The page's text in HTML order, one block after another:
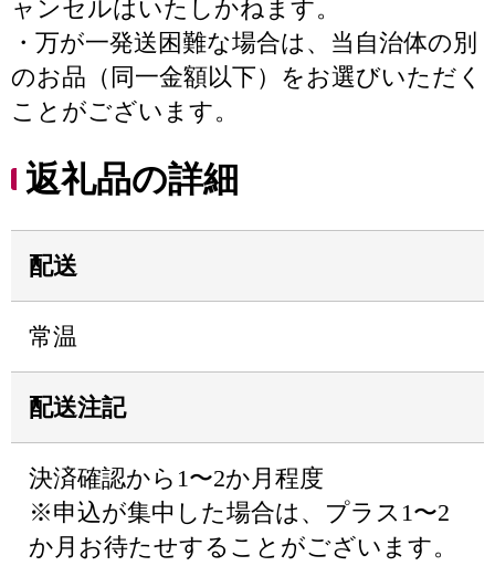
ャンセルはいたしかねます。
・万が一発送困難な場合は、当自治体の別
のお品（同一金額以下）をお選びいただく
ことがございます。
返礼品の詳細
配送
常温
配送注記
決済確認から1〜2か月程度
※申込が集中した場合は、プラス1〜2
か月お待たせすることがございます。